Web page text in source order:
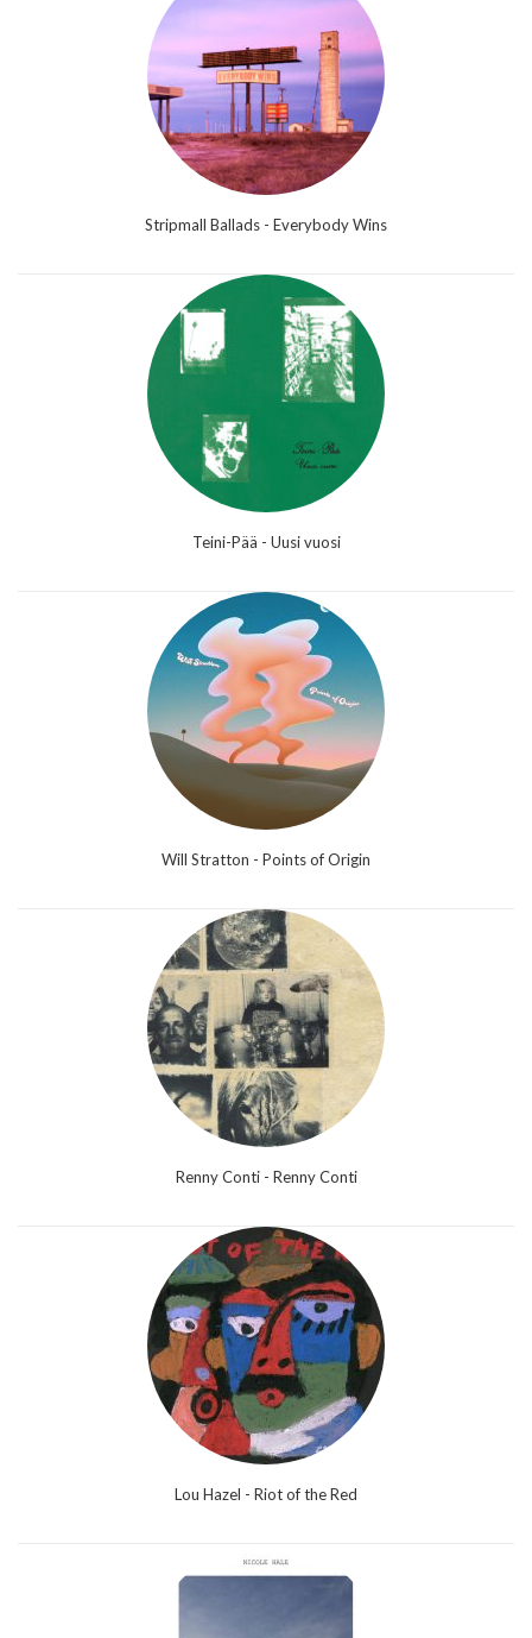
Stripmall Ballads - Everybody Wins
Teini-Pää - Uusi vuosi
Will Stratton - Points of Origin
Renny Conti - Renny Conti
Lou Hazel - Riot of the Red